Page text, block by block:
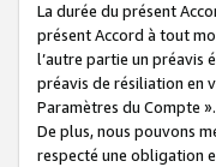
La durée du présent
présent Accord à tout
l’autre partie un préavis
préavis de résiliation en
Paramètres du Compte ».
De plus, nous pouvons
respecté une obligation